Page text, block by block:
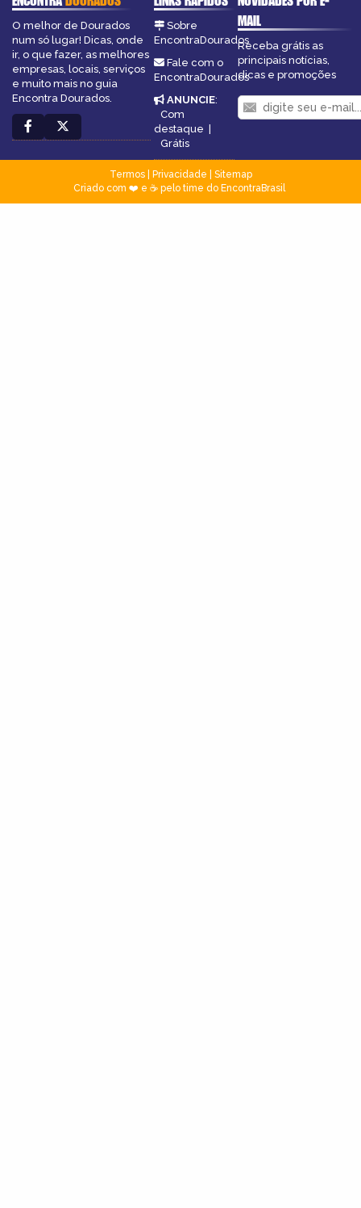
O melhor de Dourados
num só lugar! Dicas, onde
ir, o que fazer, as melhores
empresas, locais, serviços
e muito mais no guia
Encontra Dourados.
Sobre
EncontraDourados
Fale com o
EncontraDourados
ANUNCIE:
Com
destaque
Grátis
MAIL
Receba grátis as
principais notícias,
dicas e promoções
Termos| Privacidade
Sitemap
Criado com ❤️ e ☕ pelo time do EncontraBrasil